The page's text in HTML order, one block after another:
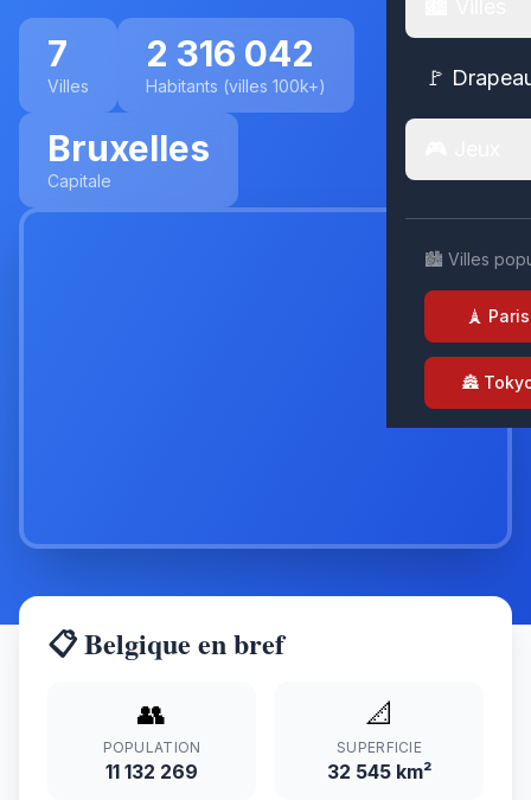
🚩
🏙️ Villes
🗼 Paris
🏯
7
Villes
2 316 042
Habitants (villes 100k+)
Bruxelles
Capitale
📋 Belgique en bref
👥
POPULATION
11 132 269
📐
SUPERFICIE
32 545 km²